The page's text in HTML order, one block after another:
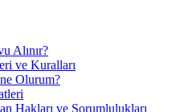
Alınır?
ve Kuralları
Olurum?
Hakları ve Sorumlulukları